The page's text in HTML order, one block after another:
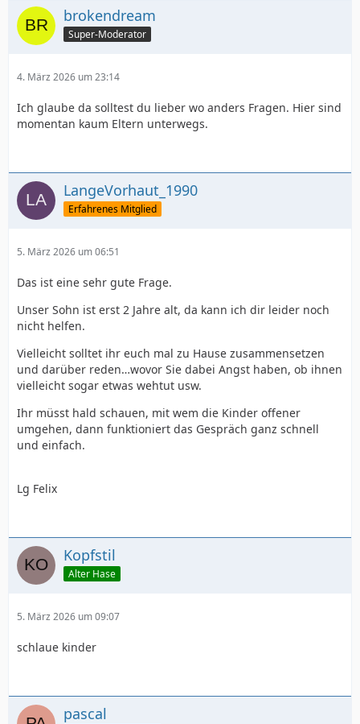
brokendream
Super-Moderator
4. März 2026 um 23:14
Ich glaube da solltest du lieber wo anders Fragen. Hier sind
momentan kaum Eltern unterwegs.
LangeVorhaut_1990
Erfahrenes Mitglied
5. März 2026 um 06:51
Das ist eine sehr gute Frage.
Unser Sohn ist erst 2 Jahre alt, da kann ich dir leider noch
nicht helfen.
Vielleicht solltet ihr euch mal zu Hause zusammensetzen
und darüber reden…wovor Sie dabei Angst haben, ob ihnen
vielleicht sogar etwas wehtut usw.
Ihr müsst hald schauen, mit wem die Kinder offener
umgehen, dann funktioniert das Gespräch ganz schnell
und einfach.
Lg Felix
Kopfstil
Alter Hase
5. März 2026 um 09:07
schlaue kinder
pascal